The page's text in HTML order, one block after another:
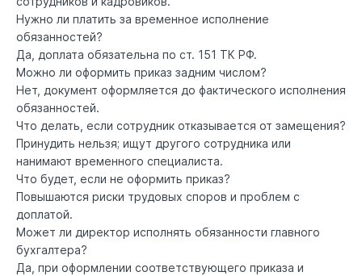
Нужно ли платить за временное исполнение
обязанностей?
Да, доплата обязательна по ст. 151 ТК РФ.
Можно ли оформить приказ задним числом?
Нет, документ оформляется до фактического исполнения
обязанностей.
Что делать, если сотрудник отказывается от замещения?
Принудить нельзя; ищут другого сотрудника или
нанимают временного специалиста.
Что будет, если не оформить приказ?
Повышаются риски трудовых споров и проблем с
доплатой.
Может ли директор исполнять обязанности главного
бухгалтера?
Да, при оформлении соответствующего приказа и